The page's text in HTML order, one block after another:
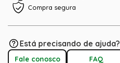
Compra segura
Está precisando de ajuda?
Fale conosco FAQ